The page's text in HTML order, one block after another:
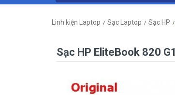
Bàn Phím Laptop
Màn hình laptop
Linh kiện Laptop Sạc Laptop Sạc HP
Sạc HP EliteBook 820 G1